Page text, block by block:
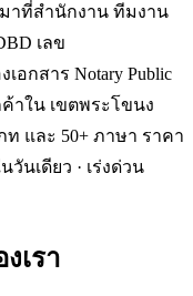
มาที่สำนักงาน ทีมงาน
เลข
เอกสาร Notary Public
าใน เขตพระโขนง
ท และ 50+ ภาษา ราคา
วันเดียว · เร่งด่วน
เรา